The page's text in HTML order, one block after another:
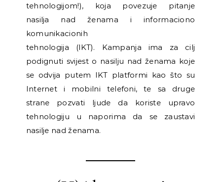
tehnologijom!), koja povezuje pitanje
nasilja nad ženama i informaciono
komunikacionih
tehnologija (IKT). Kampanja ima za cilj
podignuti svijest o nasilju nad ženama koje
se odvija putem IKT platformi kao što su
Internet i mobilni telefoni, te sa druge
strane pozvati ljude da koriste upravo
tehnologiju u naporima da se zaustavi
nasilje nad ženama.